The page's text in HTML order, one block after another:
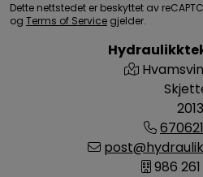
2013
986 261
Dette nettstedet er beskyttet av
og Terms of Service gjelder.